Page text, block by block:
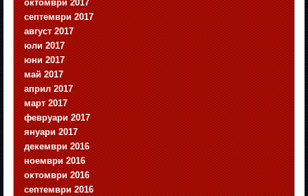
октомври 2017
септември 2017
август 2017
юли 2017
юни 2017
май 2017
април 2017
март 2017
февруари 2017
януари 2017
декември 2016
ноември 2016
октомври 2016
септември 2016